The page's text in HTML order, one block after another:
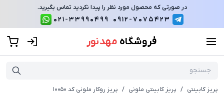
در صورتی که محصول مورد نظر را پیدا نکردید تماس بگیرید.
0912-7075423
021-33990499
فروشگاه مهد نور
پریز کابینتی / پریز کابینتی ملونی / پریز روکار ملونی کد 10050